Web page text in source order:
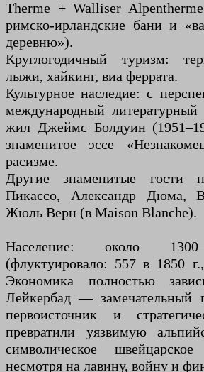
Therme + Walliser
римско-ирландские бани и
деревню»).
Круглогодичный туризм:
лыжи, хайкинг, виа феррата.
Культурное наследие: с
международный литературный
жил Джеймс Болдуин
знаменитое эссе
расизме.
Другие знаменитые гости
Пикассо, Александр Дюма,
Жюль Верн (в Maison Blanche).
Население: около
(флуктуировало: 557 в 1850
Экономика полностью
Лейкербад — замечательный
первоисточник и
превратили уязвимую
символическое швейцарское
несмотря на лавину, войну и